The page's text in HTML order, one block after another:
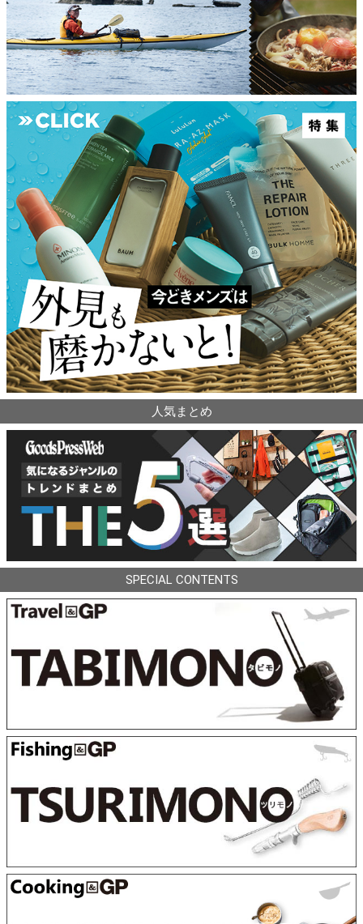
人気まとめ
SPECIAL CONTENTS